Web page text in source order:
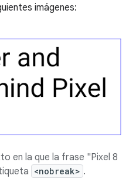
imágenes:
en la que la frase "Pixel 8
<nobreak> .